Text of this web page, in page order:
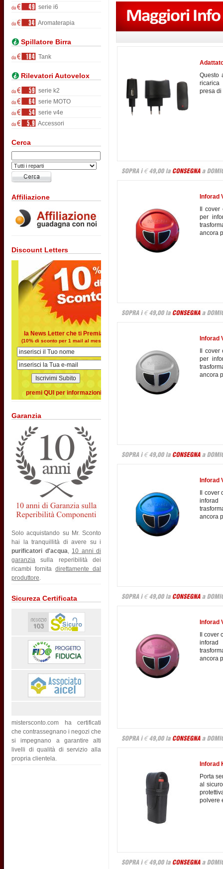
serie i6
Aromaterapia
Spillatore Birra
Tank
Rilevatori Autovelox
serie k2
serie MOTO
serie v4e
Accessori
Cerca
Affiliazione
Discount Letters
la News Letter che ti Premia
(10% di sconto per 1 mail al mese)
premi QUI per informazioni
Garanzia
Solo acquistando su Mr. Sconto
hai la tranquillità di avere su i
purificatori d'acqua, 10 anni di
garanzia sulla reperibilità dei
ricambi fornita direttamente dal
produttore.
Sicureza Certificata
mistersconto.com ha certificati
che contrassegnano i negozi che
si impegnano a garantire alti
livelli di qualità di servizio alla
propria clientela.
Questo
ricarica
presa di
Inforad
Il
per
ancora
Inforad
Il
per
ancora
Inforad
Il
ancora
Inforad
Il
ancora
Inforad
Porta
al
polvere